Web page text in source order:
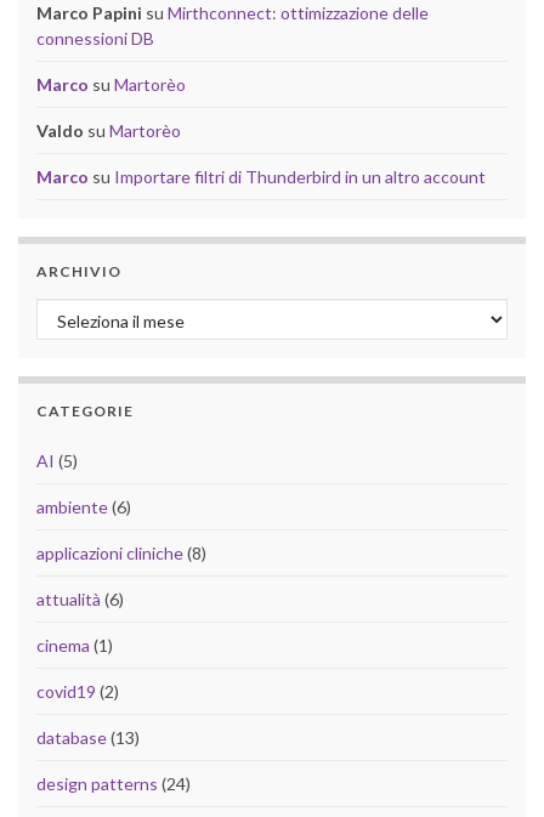
Marco Papini su Mirthconnect: ottimizzazione delle
connessioni DB
Marco su Martorèo
Valdo su Martorèo
Marco su Importare filtri di Thunderbird in un altro account
ARCHIVIO
Archivio
CATEGORIE
AI (5)
ambiente(6)
applicazioni cliniche(8)
attualità (6)
cinema (1)
covid19 (2)
database(13)
design patterns (24)